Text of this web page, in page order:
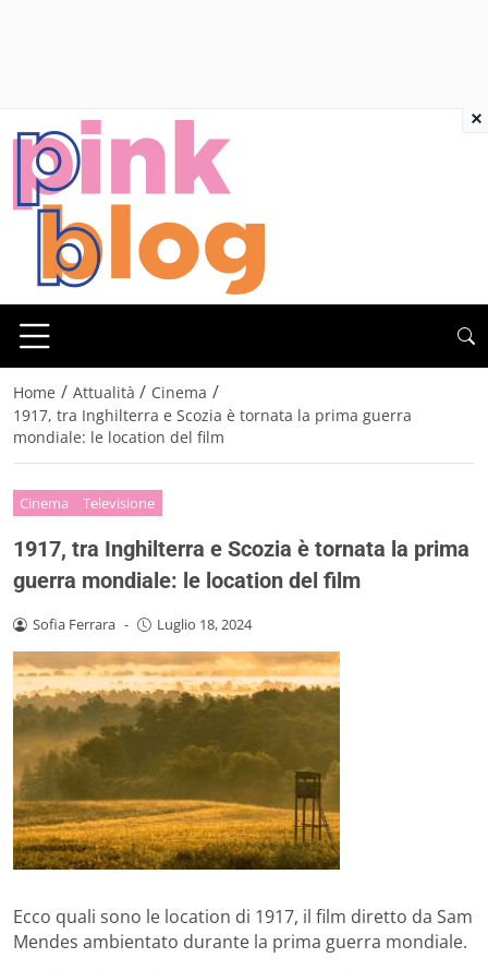
Home / Attualità / Cinema /
1917, tra Inghilterra e Scozia è tornata la prima guerra
mondiale: le location del film
Cinema Televisione
1917, tra Inghilterra e Scozia è tornata la prima
guerra mondiale: le location del film
Sofia Ferrara - Luglio 18, 2024
Ecco quali sono le location di 1917, il film diretto da Sam
Mendes ambientato durante la prima guerra mondiale.
×